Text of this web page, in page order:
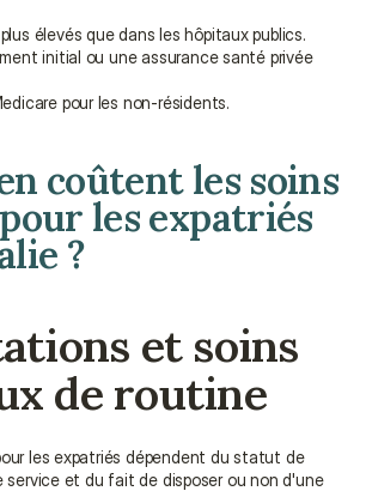
élevés que dans les hôpitaux publics.
initial ou une assurance santé privée
pour les non-résidents.
coûtent les soins
les expatriés
?
et soins
de routine
les expatriés dépendent du statut de
service et du fait de disposer ou non d'une